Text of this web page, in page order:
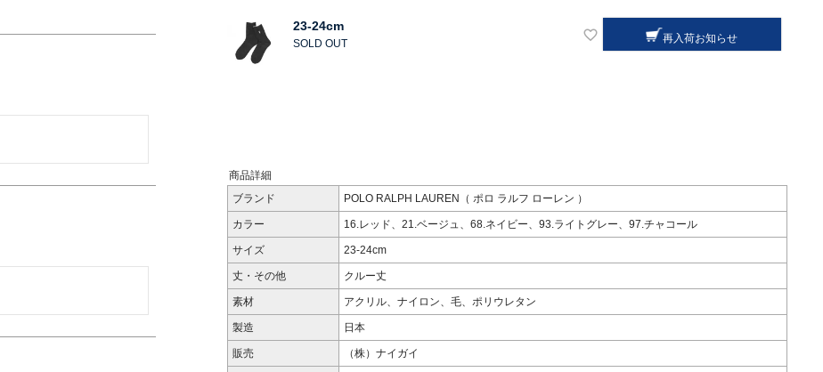
23-24cm
SOLD OUT 再入荷お知らせ
商品詳細
ブランド
POLO RALPH LAUREN（ ポロ ラルフ ローレン ）
カラー 16.レッド、21.ベージュ、68.ネイビー、93.ライトグレー、97.チャコール
サイズ 23-24cm
丈・その他 クルー丈
素材 アクリル、ナイロン、毛、ポリウレタン
製造 日本
販売 （株）ナイガイ